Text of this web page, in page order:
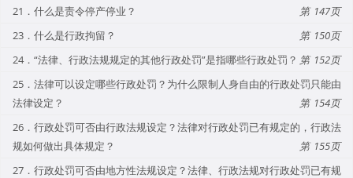
21．什么是责令停产停业？
147
23．什么是行政拘留？
150
24．“法律、行政法规规定的其他行政处罚”是指哪些行政处罚？
152
25．法律可以设定哪些行政处罚？为什么限制人身自由的行政处罚只能由
法律设定？
154
26．行政处罚可否由行政法规设定？法律对行政处罚已有规定的，行政法
规如何做出具体规定？
155
27．行政处罚可否由地方性法规设定？法律、行政法规对行政处罚已有规